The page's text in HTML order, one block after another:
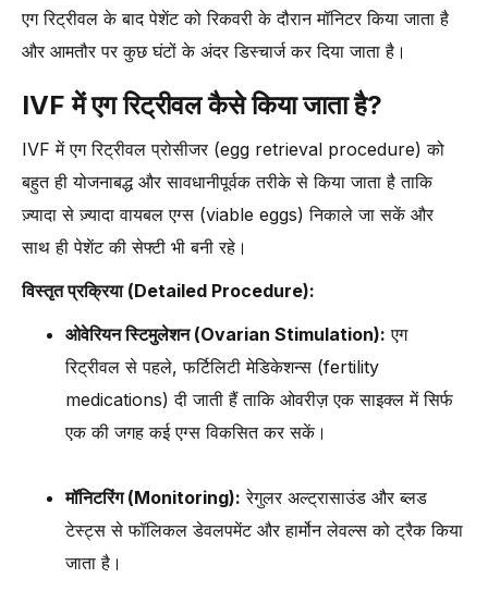
एग रिट्रीवल के बाद पेशेंट को रिकवरी के दौरान मॉनिटर किया जाता है
और आमतौर पर कुछ घंटों के अंदर डिस्चार्ज कर दिया जाता है।
IVF में एग रिट्रीवल कैसे किया जाता है?
IVF में एग रिट्रीवल प्रोसीजर (egg retrieval procedure) को
बहुत ही योजनाबद्ध और सावधानीपूर्वक तरीके से किया जाता है ताकि
ज़्यादा से ज़्यादा वायबल एग्स (viable eggs) निकाले जा सकें और
साथ ही पेशेंट की सेफ्टी भी बनी रहे।
विस्तृत प्रक्रिया (Detailed Procedure):
ओवेरियन स्टिमुलेशन (Ovarian Stimulation): एग
रिट्रीवल से पहले, फर्टिलिटी मेडिकेशन्स (fertility
medications) दी जाती हैं ताकि ओवरीज़ एक साइक्ल में सिर्फ
एक की जगह कई एग्स विकसित कर सकें।
मॉनिटरिंग (Monitoring): रेगुलर अल्ट्रासाउंड और ब्लड
टेस्ट्स से फॉलिकल डेवलपमेंट और हार्मोन लेवल्स को ट्रैक किया
जाता है।